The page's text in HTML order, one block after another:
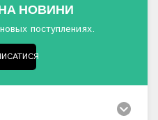
НОВИНИ
поступлениях.